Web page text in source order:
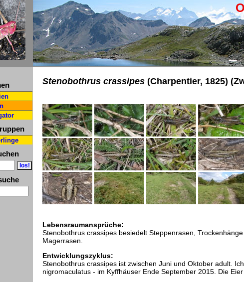
Stenobothrus crassipes(Charpentier, 1825)
Lebensraumansprüche:
Stenobothrus crassipes besiedelt Steppenrasen,
Magerrasen.
Entwicklungszyklus:
Stenobothrus crassipes ist zwischen Juni und Oktober adult.
nigromaculatus - im Kyffhäuser Ende September 2015. Die